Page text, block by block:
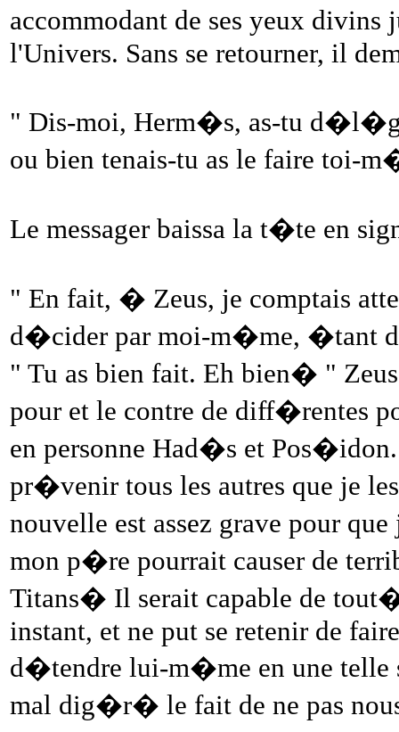
accommodant de ses yeux
l'Univers. Sans se retourner, il
" Dis-moi, Herm�s, as-tu
ou bien tenais-tu as le faire toi-
Le messager baissa la t�te en
" En fait, � Zeus, je comptais
d�cider par moi-m�me, �tant
" Tu as bien fait. Eh bien� "
pour et le contre de diff�rentes
en personne Had�s et
pr�venir tous les autres que je
nouvelle est assez grave pour
mon p�re pourrait causer de
Titans� Il serait capable de
instant, et ne put se retenir de
d�tendre lui-m�me en une telle
mal dig�r� le fait de ne pas